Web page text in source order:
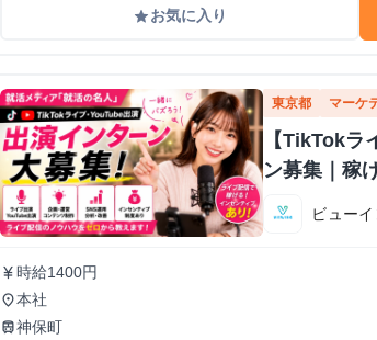
gradeお気に入り
東京都 マーケ
【TikTokラ
ン募集｜稼
ビュー
currency_yen時給1400円
place本社
train神保町